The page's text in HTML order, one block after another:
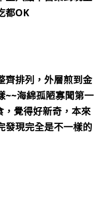
都OK
齊排列，外層煎到金
~~海綿孤陋寡聞第一
，覺得好新奇，本來
發現完全是不一樣的